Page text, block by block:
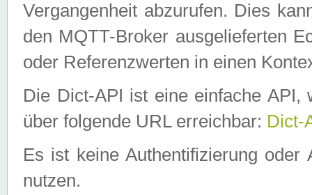
Vergangenheit abzurufen. Dies
den MQTT-Broker ausgelieferten
oder Referenzwerten in einen
Die Dict-API ist eine einfache API,
über folgende URL erreichbar: Dict-
Es ist keine Authentifizierung
nutzen.